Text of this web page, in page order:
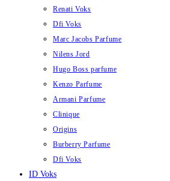
Renati Voks
Dfi Voks
Marc Jacobs Parfume
Nilens Jord
Hugo Boss parfume
Kenzo Parfume
Armani Parfume
Clinique
Origins
Burberry Parfume
Dfi Voks
ID Voks